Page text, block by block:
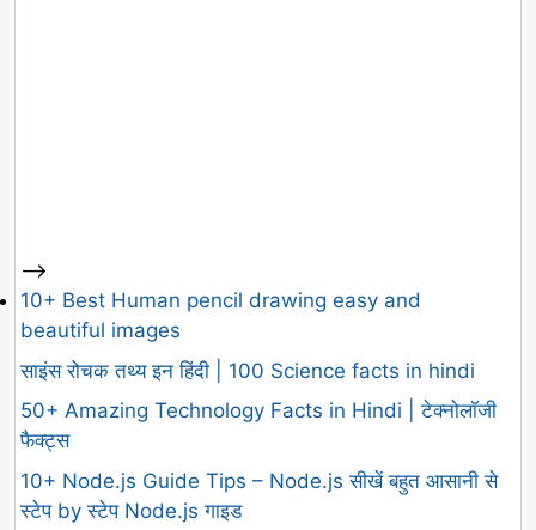
-->
10+ Best Human pencil drawing easy and
beautiful images
साइंस रोचक तथ्य इन हिंदी | 100 Science facts in hindi
50+ Amazing Technology Facts in Hindi | टेक्नोलॉजी
फैक्ट्स
10+ Node.js Guide Tips – Node.js सीखें बहुत आसानी से
स्टेप by स्टेप Node.js गाइड